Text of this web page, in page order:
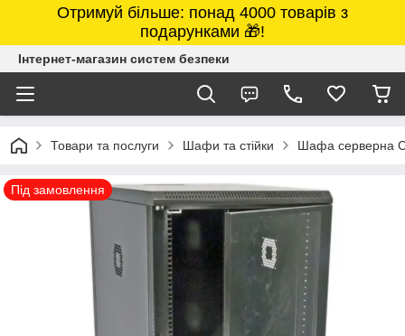
Отримуй більше: понад 4000 товарів з
подарунками 🎁!
Інтернет-магазин систем безпеки
Товари та послуги Шафи та стійки Шафа серверна
Під замовлення